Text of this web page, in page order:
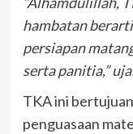
hambatan
persiapan
serta panitia,”
TKA ini
penguasaan